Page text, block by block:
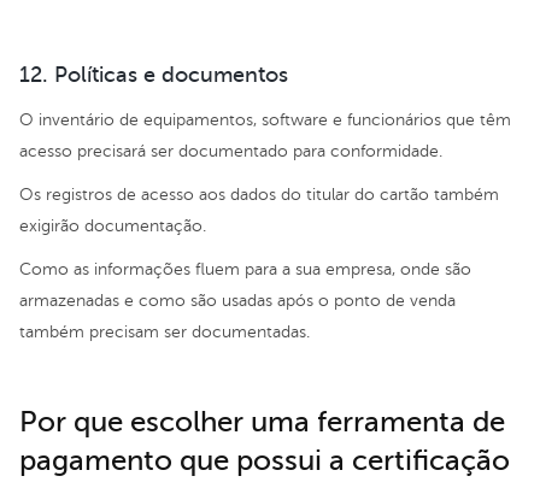
12. Políticas e documentos
O inventário de equipamentos, software e funcionários que têm
acesso precisará ser documentado para conformidade.
Os registros de acesso aos dados do titular do cartão também
exigirão documentação.
Como as informações fluem para a sua empresa, onde são
armazenadas e como são usadas após o ponto de venda
também precisam ser documentadas.
Por que escolher uma ferramenta de
pagamento que possui a certificação